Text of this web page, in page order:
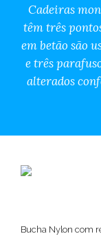
Cadeiras
têm três
em betão são
e três
alterados
Bucha Nylon com